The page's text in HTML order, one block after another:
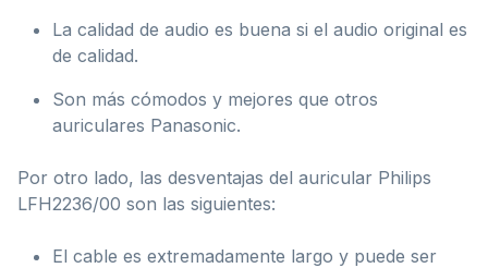
La calidad de audio es buena si el audio original es
de calidad.
Son más cómodos y mejores que otros
auriculares Panasonic.
Por otro lado, las desventajas del auricular Philips
LFH2236/00 son las siguientes:
El cable es extremadamente largo y puede ser